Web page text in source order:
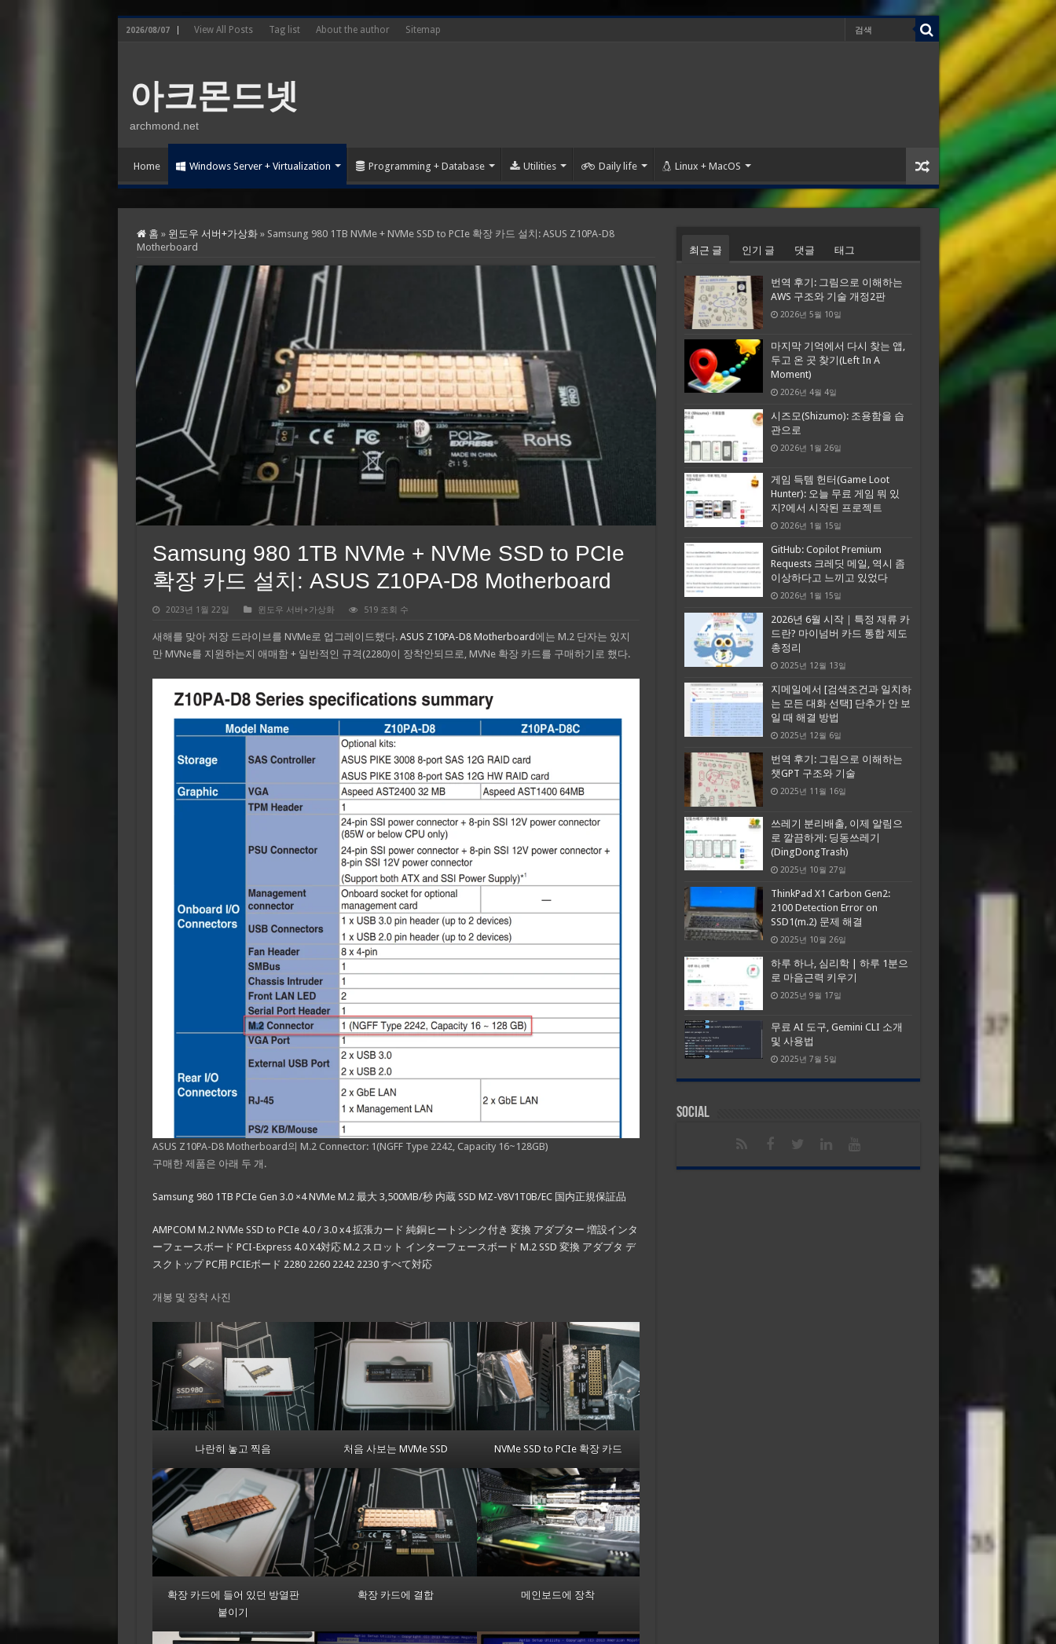
2026/08/07 View All Posts Tag list About the author Sitemap
아크몬드넷
archmond.net
Home Windows Server + Virtualization Programming + Database Utilities Daily life Linux + MacOS
홈 » 윈도우 서버+가상화 » Samsung 980 1TB NVMe + NVMe SSD to PCIe 확장 카드 설치: ASUS Z10PA-D8
Motherboard
Samsung 980 1TB NVMe + NVMe SSD to PCIe
확장 카드 설치: ASUS Z10PA-D8 Motherboard
2023년 1월 22일 윈도우 서버+가상화 519 조회 수
새해를 맞아 저장 드라이브를 NVMe로 업그레이드했다. ASUS Z10PA-D8 Motherboard에는 M.2 단자는 있지
만 MVNe를 지원하는지 애매함 + 일반적인 규격(2280)이 장착안되므로, MVNe 확장 카드를 구매하기로 했다.
ASUS Z10PA-D8 Motherboard의 M.2 Connector: 1(NGFF Type 2242, Capacity 16~128GB)
구매한 제품은 아래 두 개.
Samsung 980 1TB PCIe Gen 3.0 ×4 NVMe M.2 最大 3,500MB/秒 内蔵 SSD MZ-V8V1T0B/EC 国内正規保証品
AMPCOM M.2 NVMe SSD to PCIe 4.0 / 3.0 x4 拡張カード 純銅ヒートシンク付き 変換 アダプター 増設インタ
ーフェースボード PCI-Express 4.0 X4対応 M.2 スロット インターフェースボード M.2 SSD 変換 アダプタ デ
スクトップ PC用 PCIEボード 2280 2260 2242 2230 すべて対応
개봉 및 장착 사진
나란히 놓고 찍음 처음 사보는 MVMe SSD NVMe SSD to PCIe 확장 카드
확장 카드에 들어 있던 방열판
붙이기
확장 카드에 결합 메인보드에 장착
최근 글 인기 글 댓글 태그
번역 후기: 그림으로 이해하는
AWS 구조와 기술 개정2판
2026년 5월 10일
마지막 기억에서 다시 찾는 앱,
두고 온 곳 찾기(Left In A
Moment)
2026년 4월 4일
시즈모(Shizumo): 조용함을 습
관으로
2026년 1월 26일
게임 득템 헌터(Game Loot
Hunter): 오늘 무료 게임 뭐 있
지?에서 시작된 프로젝트
2026년 1월 15일
GitHub: Copilot Premium
Requests 크레딧 메일, 역시 좀
이상하다고 느끼고 있었다
2026년 1월 15일
2026년 6월 시작｜특정 재류 카
드란? 마이넘버 카드 통합 제도
총정리
2025년 12월 13일
지메일에서 [검색조건과 일치하
는 모든 대화 선택] 단추가 안 보
일 때 해결 방법
2025년 12월 6일
번역 후기: 그림으로 이해하는
챗GPT 구조와 기술
2025년 11월 16일
쓰레기 분리배출, 이제 알림으
로 깔끔하게: 딩동쓰레기
(DingDongTrash)
2025년 10월 27일
ThinkPad X1 Carbon Gen2:
2100 Detection Error on
SSD1(m.2) 문제 해결
2025년 10월 26일
하루 하나, 심리학 | 하루 1분으
로 마음근력 키우기
2025년 9월 17일
무료 AI 도구, Gemini CLI 소개
및 사용법
2025년 7월 5일
Social